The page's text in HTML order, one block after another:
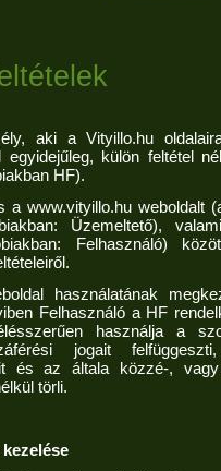
aki a Vityillo.hu
egyidejűleg, külön feltétel
HF).
a www.vityillo.hu weboldalt
Üzemeltető),
Felhasználó)
használatának
Felhasználó a HF
használja a
jogait
és az általa közzé-,
törli.